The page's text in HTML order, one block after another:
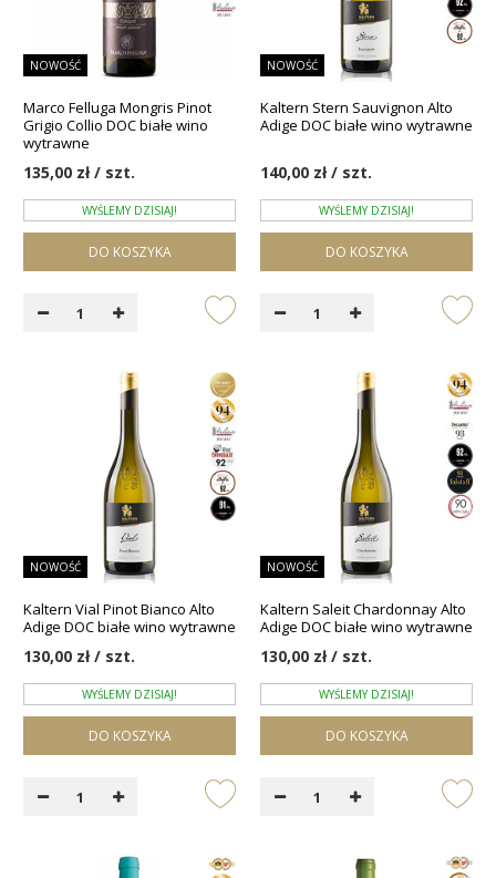
NOWOŚĆ
Marco Felluga Mongris Pinot
Grigio Collio DOC białe wino
wytrawne
135,00 zł / szt.
WYŚLEMY DZISIAJ!
DO KOSZYKA
NOWOŚĆ
Kaltern Stern Sauvignon Alto
Adige DOC białe wino wytrawne
140,00 zł / szt.
WYŚLEMY DZISIAJ!
DO KOSZYKA
NOWOŚĆ
Kaltern Vial Pinot Bianco Alto
Adige DOC białe wino wytrawne
130,00 zł / szt.
WYŚLEMY DZISIAJ!
DO KOSZYKA
NOWOŚĆ
Kaltern Saleit Chardonnay Alto
Adige DOC białe wino wytrawne
130,00 zł / szt.
WYŚLEMY DZISIAJ!
DO KOSZYKA